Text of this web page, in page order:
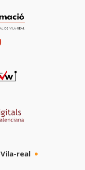
Vila-real